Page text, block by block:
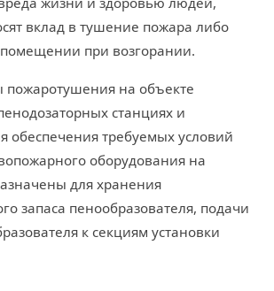
вклад в тушение пожара либо
помещении при возгорании.
на объекте
станциях и
обеспечения требуемых условий
оборудования на
для хранения
запаса пенообразователя, подачи
к секциям установки